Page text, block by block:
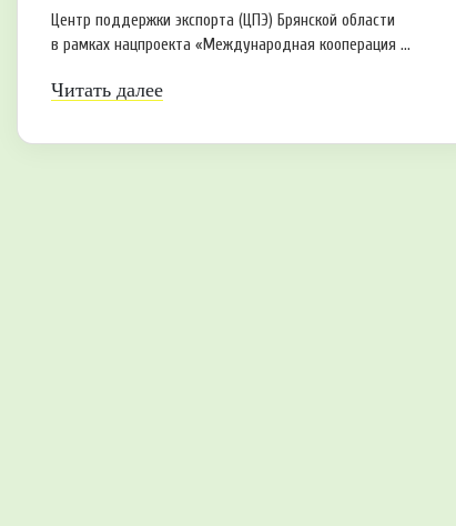
Центр поддержки экспорта (ЦПЭ) Брянской области
в рамках нацпроекта «Международная кооперация ...
Читать далее